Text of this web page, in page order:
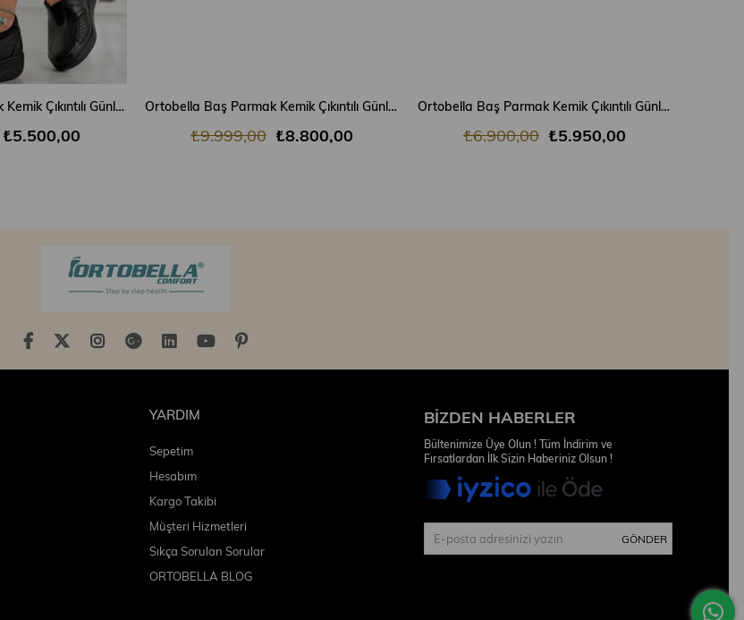
Ortobella Baş Parmak Kemik Çıkıntılı Günlük Doğal Deri Comfort Kadın Ayakkabı 823690
₺5.500,00
Ortobella Baş Parmak Kemik Çıkıntılı Günlük Doğal Deri Comfort Kadın Spor Ayakkabı ORBBOSSA
₺8.800,00
₺9.999,00
Ortobella Baş Parmak Kemik Çıkıntılı Günlük Doğal Deri Comfort Kadın Ayakkabı 823695-2
₺5.950,00
₺6.900,00
YARDIM
Sepetim
Hesabım
Kargo Takibi
Müşteri Hizmetleri
Sıkça Sorulan Sorular
ORTOBELLA BLOG
BIZDEN HABERLER
Bültenimize Üye Olun ! Tüm İndirim ve
Fırsatlardan İlk Sizin Haberiniz Olsun !
GÖNDER